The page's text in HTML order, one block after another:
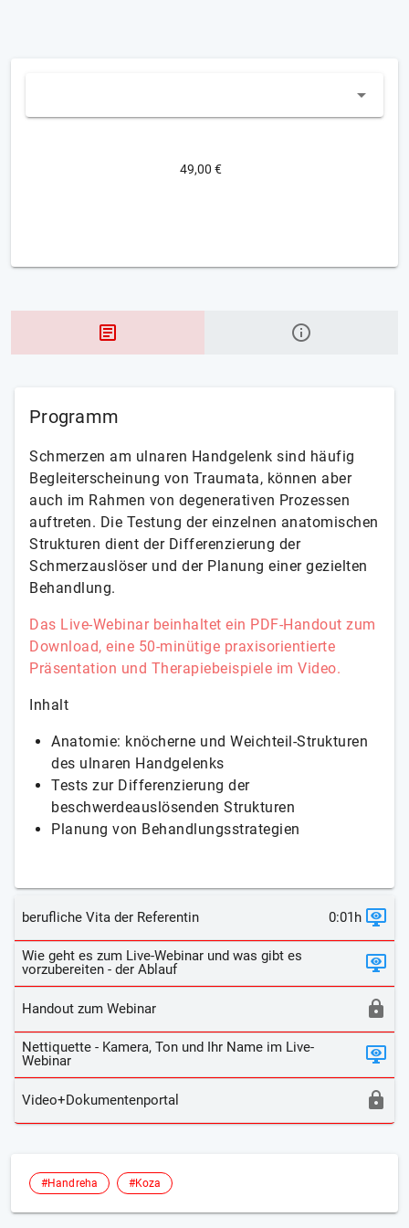
49,00 €
Programm
Schmerzen am ulnaren Handgelenk sind häufig
Begleiterscheinung von Traumata, können aber
auch im Rahmen von degenerativen Prozessen
auftreten. Die Testung der einzelnen anatomischen
Strukturen dient der Differenzierung der
Schmerzauslöser und der Planung einer gezielten
Behandlung.
Das Live-Webinar beinhaltet ein PDF-Handout zum
Download, eine 50-minütige praxisorientierte
Präsentation und Therapiebeispiele im Video.
Inhalt
Anatomie: knöcherne und Weichteil-Strukturen
des ulnaren Handgelenks
Tests zur Differenzierung der
beschwerdeauslösenden Strukturen
Planung von Behandlungsstrategien
berufliche Vita der Referentin 0:01h
Wie geht es zum Live-Webinar und was gibt es
vorzubereiten - der Ablauf
Handout zum Webinar
Nettiquette - Kamera, Ton und Ihr Name im Live-
Webinar
Video+Dokumentenportal
#Handreha #Koza